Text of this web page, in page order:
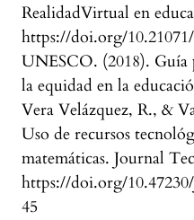
RealidadVirtual en
https://doi.org/
UNESCO. (2018). Guía
la equidad en la
Vera Velázquez, R., &
Uso de recursos
matemáticas. Journal
https://doi.org/
45